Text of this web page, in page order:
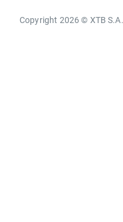
Copyright 2026 © XTB S.A.